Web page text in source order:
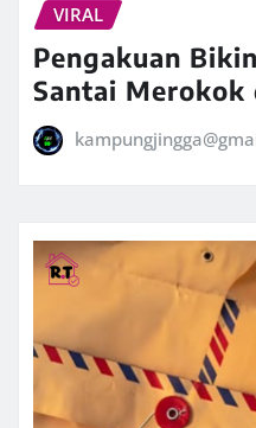
VIRAL
Pengakuan
Santai Merokok